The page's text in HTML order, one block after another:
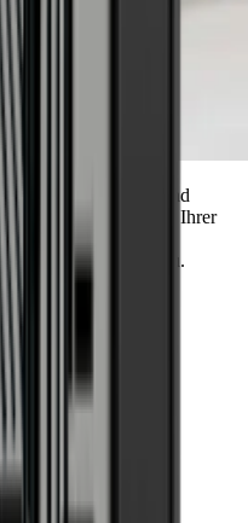
kombiniert Design und
Gestalten Sie es mit Ihrer
beleuchten die
Perfekt für den Einbau.